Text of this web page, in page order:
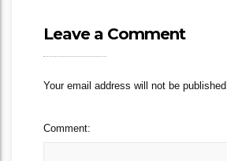
Leave a Comment
Your email address will not be published.
Comment: